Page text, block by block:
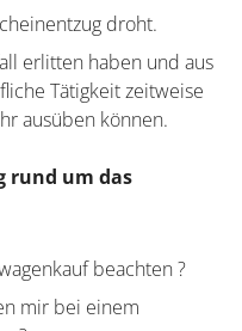
droht.
erlitten haben und aus
Tätigkeit zeitweise
ausüben können.
rund um das
beachten ?
mir bei einem